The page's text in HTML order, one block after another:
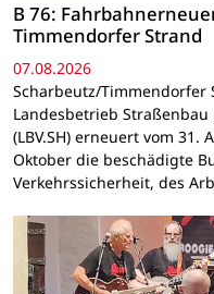
B 76:
Timmendorfer Strand
07.08.2026
Scharbeutz/Timmendorfer
Landesbetrieb
(LBV.SH) erneuert vom
Oktober die beschädigte
Verkehrssicherheit, des